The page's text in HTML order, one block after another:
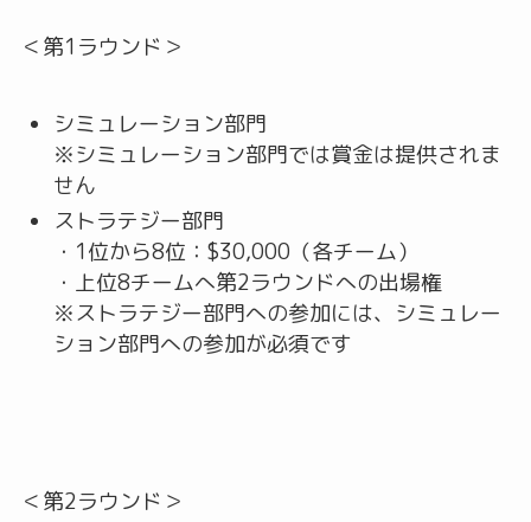
＜第1ラウンド＞
シミュレーション部門
※シミュレーション部門では賞金は提供されま
せん
ストラテジー部門
・1位から8位：$30,000（各チーム）
・上位8チームへ第2ラウンドへの出場権
※ストラテジー部門への参加には、シミュレー
ション部門への参加が必須です
＜第2ラウンド＞